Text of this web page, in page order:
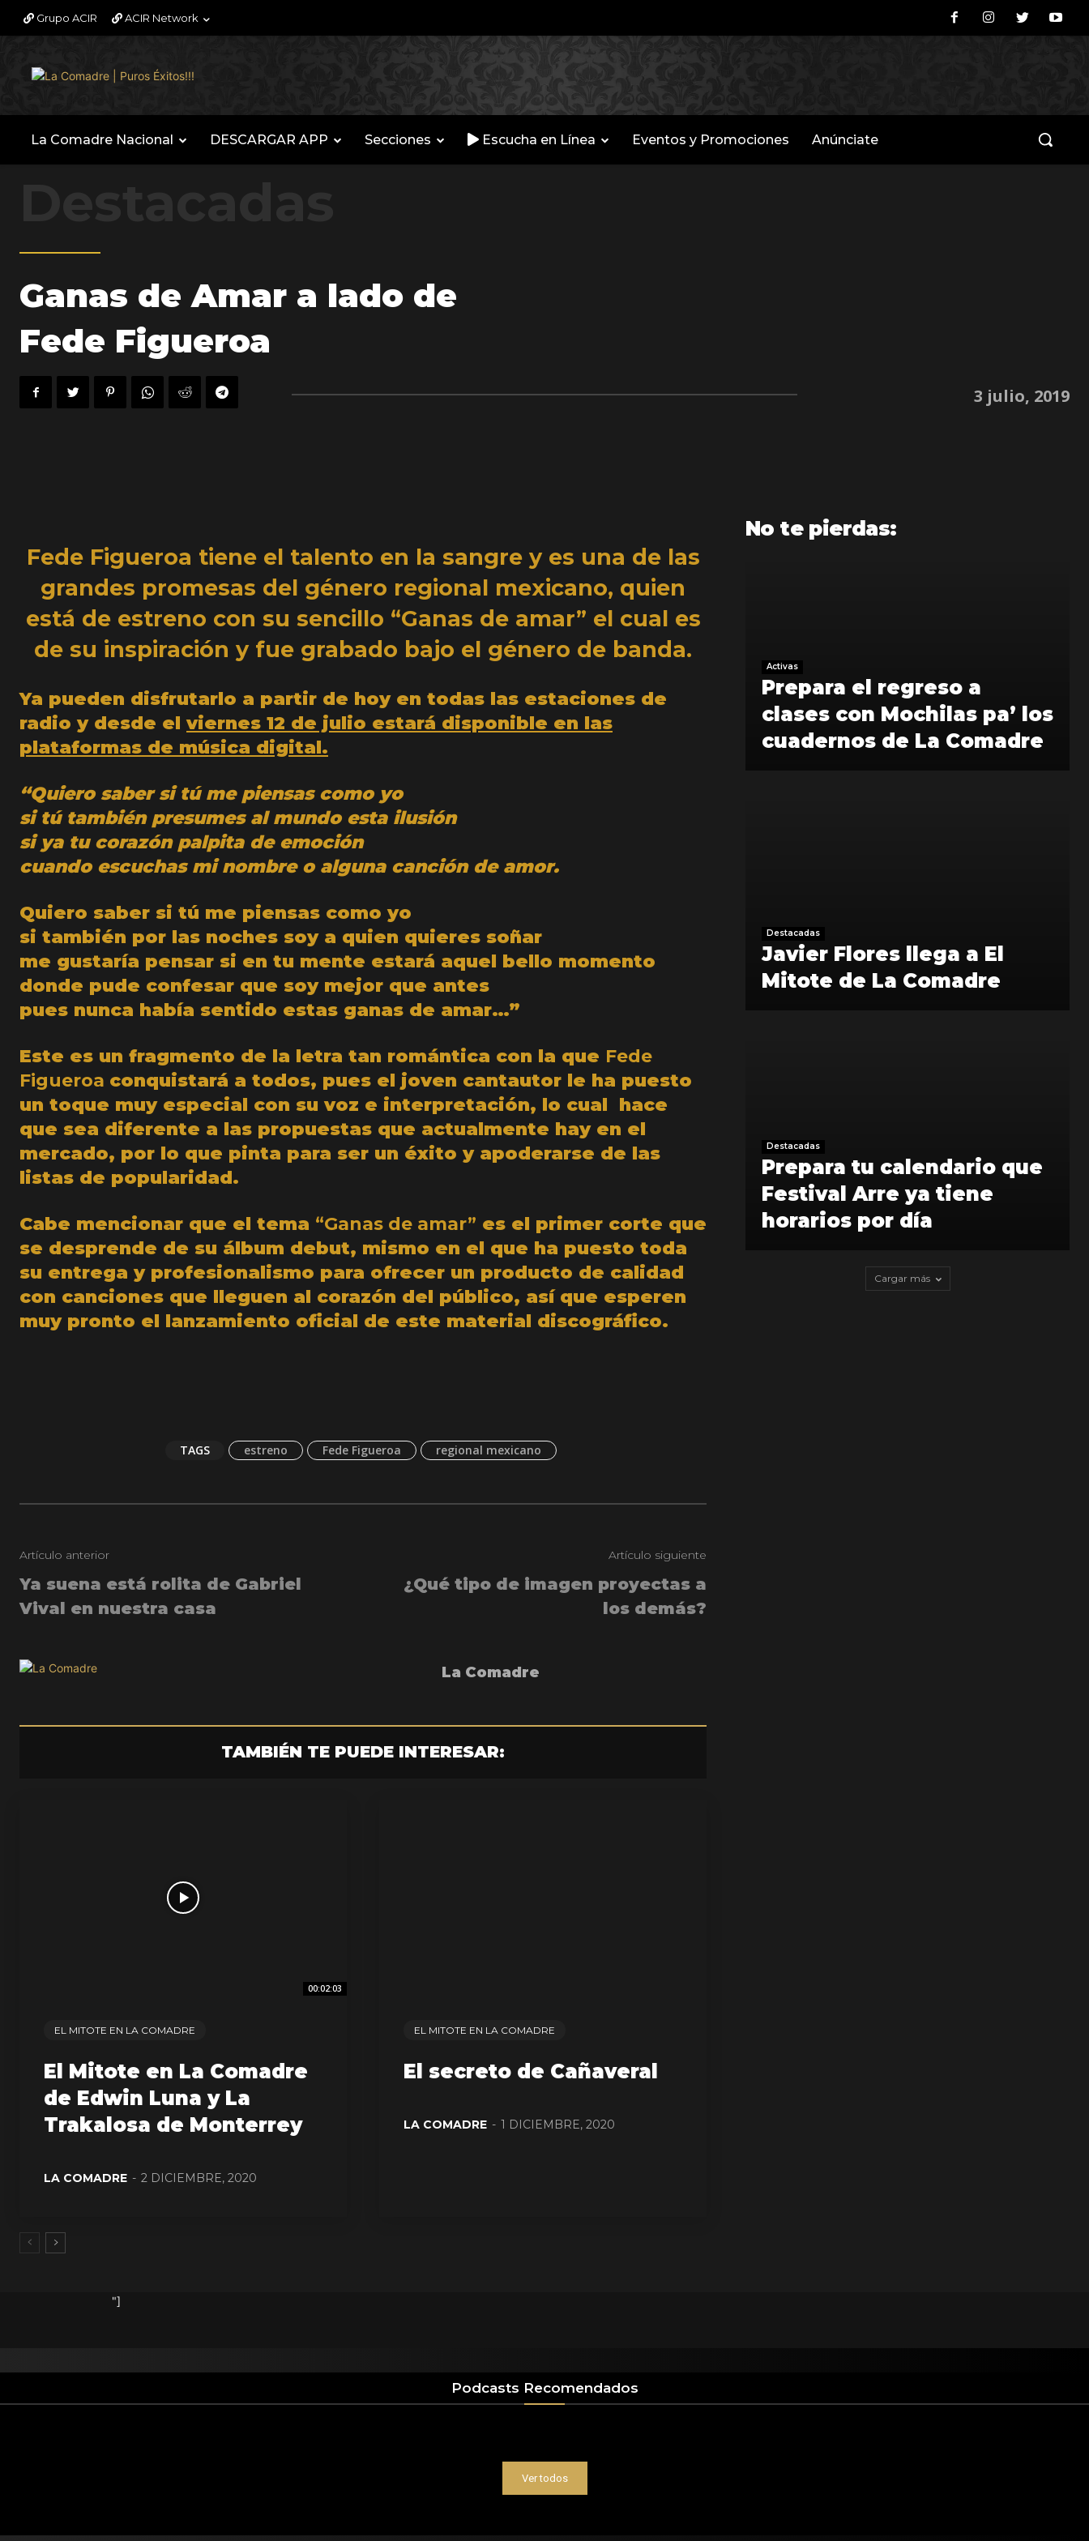
Grupo ACIR ACIR Network
La Comadre Nacional DESCARGAR APP Secciones Escucha en Línea Eventos y Promociones Anúnciate
Ganas de Amar a lado de
Fede Figueroa
3 julio, 2019
Fede Figueroa tiene el talento en la sangre y es una de las
grandes promesas del género regional mexicano, quien
está de estreno con su sencillo “Ganas de amar” el cual es
de su inspiración y fue grabado bajo el género de banda.
Ya pueden disfrutarlo a partir de hoy en todas las estaciones de
radio y desde el viernes 12 de julio estará disponible en las
plataformas de música digital.
“Quiero saber si tú me piensas como yo
si tú también presumes al mundo esta ilusión
si ya tu corazón palpita de emoción
cuando escuchas mi nombre o alguna canción de amor.
Quiero saber si tú me piensas como yo
si también por las noches soy a quien quieres soñar
me gustaría pensar si en tu mente estará aquel bello momento
donde pude confesar que soy mejor que antes
pues nunca había sentido estas ganas de amar…”
Este es un fragmento de la letra tan romántica con la que Fede
Figueroa conquistará a todos, pues el joven cantautor le ha puesto
un toque muy especial con su voz e interpretación, lo cual hace
que sea diferente a las propuestas que actualmente hay en el
mercado, por lo que pinta para ser un éxito y apoderarse de las
listas de popularidad.
Cabe mencionar que el tema “Ganas de amar” es el primer corte que
se desprende de su álbum debut, mismo en el que ha puesto toda
su entrega y profesionalismo para ofrecer un producto de calidad
con canciones que lleguen al corazón del público, así que esperen
muy pronto el lanzamiento oficial de este material discográfico.
TAGS estreno Fede Figueroa regional mexicano
Artículo anterior
Ya suena está rolita de Gabriel
Vival en nuestra casa
Artículo siguiente
¿Qué tipo de imagen proyectas a
los demás?
La Comadre
TAMBIÉN TE PUEDE INTERESAR:
00:02:03
EL MITOTE EN LA COMADRE
El Mitote en La Comadre
de Edwin Luna y La
Trakalosa de Monterrey
LA COMADRE - 2 DICIEMBRE, 2020
EL MITOTE EN LA COMADRE
El secreto de Cañaveral
LA COMADRE - 1 DICIEMBRE, 2020
No te pierdas:
Activas
Prepara el regreso a
clases con Mochilas pa’ los
cuadernos de La Comadre
Destacadas
Javier Flores llega a El
Mitote de La Comadre
Destacadas
Prepara tu calendario que
Festival Arre ya tiene
horarios por día
Cargar más
"]
Podcasts Recomendados
Ver todos